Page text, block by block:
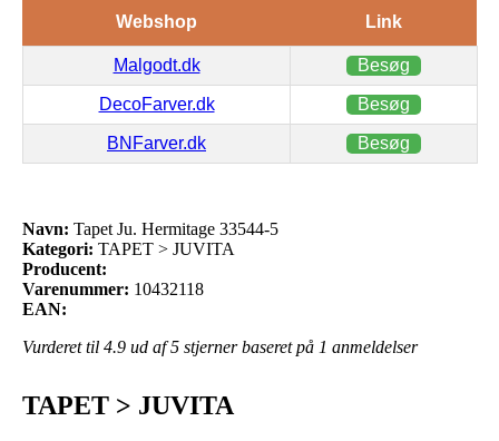
Webshop Link
Malgodt.dk Besøg
DecoFarver.dk Besøg
BNFarver.dk Besøg
Navn: Tapet Ju. Hermitage 33544-5
Kategori: TAPET > JUVITA
Producent:
Varenummer: 10432118
EAN:
Vurderet til 4.9 ud af 5 stjerner baseret på 1 anmeldelser
TAPET > JUVITA